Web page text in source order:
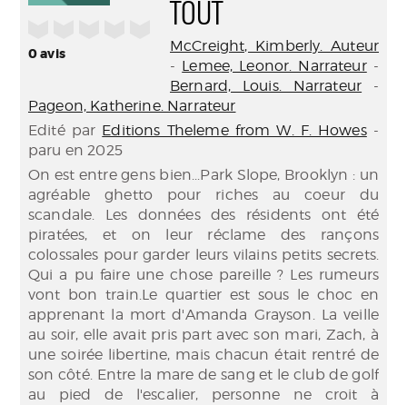
0avis
TOUT
McCreight, Kimberly. Auteur
- Lemee, Leonor. Narrateur-
Bernard, Louis. Narrateur -
Pageon, Katherine. Narrateur
Edité par Editions Theleme from W. F. Howes-
paru en 2025
On est entre gens bien...Park Slope, Brooklyn : un
agréable ghetto pour riches au coeur du
scandale. Les données des résidents ont été
piratées, et on leur réclame des rançons
colossales pour garder leurs vilains petits secrets.
Qui a pu faire une chose pareille ? Les rumeurs
vont bon train.Le quartier est sous le choc en
apprenant la mort d'Amanda Grayson. La veille
au soir, elle avait pris part avec son mari, Zach, à
une soirée libertine, mais chacun était rentré de
son côté. Entre la mare de sang et le club de golf
au pied de l'escalier, personne ne croit à